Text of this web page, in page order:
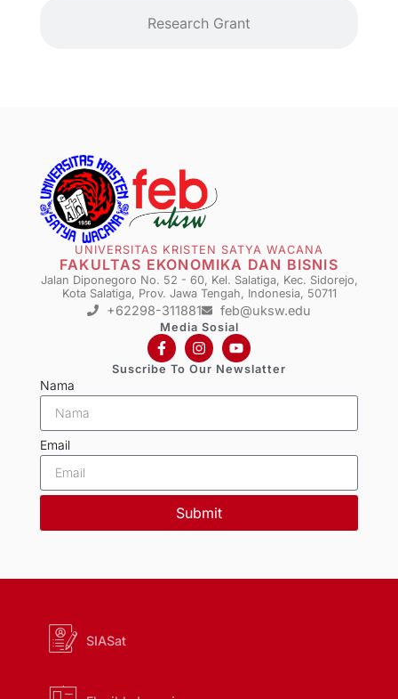
Research Grant
UNIVERSITAS KRISTEN SATYA WACANA
FAKULTAS EKONOMIKA DAN BISNIS
Jalan Diponegoro No. 52 - 60, Kel. Salatiga, Kec. Sidorejo,
Kota Salatiga, Prov. Jawa Tengah, Indonesia, 50711
+62298-311881 feb@uksw.edu
Media Sosial
Suscribe To Our Newslatter
Nama
Email
Submit
SIASat